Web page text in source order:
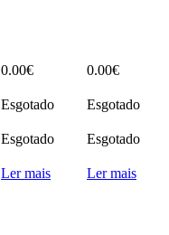
0.00€ 0.00€
Esgotado Esgotado
Esgotado Esgotado
Ler mais Ler mais